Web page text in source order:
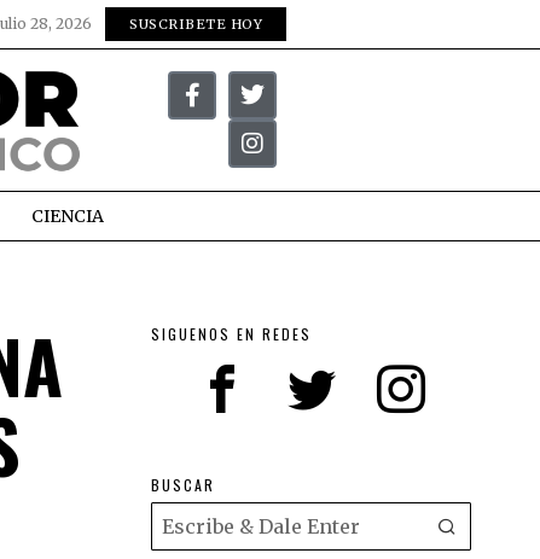
28, 2026 SUSCRIBETE HOY
CIENCIA
SIGUENOS EN REDES
BUSCAR